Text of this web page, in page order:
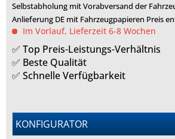
Selbstabholung mit Vorabversand der
Anlieferung DE mit Fahrzeugpapieren Preis
Im Vorlauf, Lieferzeit 6-8 Wochen
✅ Top Preis-Leistungs-Verhältnis
✅ Beste Qualität
✅ Schnelle Verfügbarkeit
KONFIGURATOR